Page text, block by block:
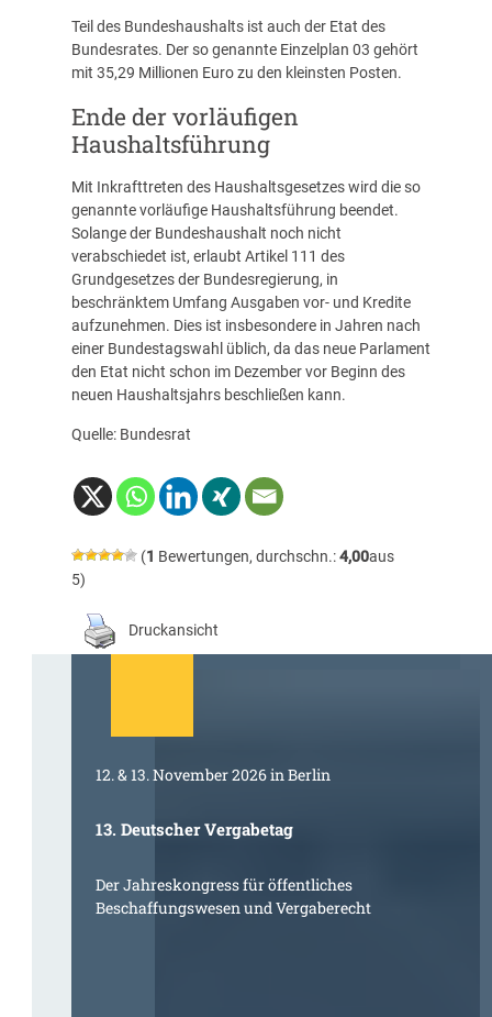
Teil des Bundeshaushalts ist auch der Etat des
Bundesrates. Der so genannte Einzelplan 03 gehört
mit 35,29 Millionen Euro zu den kleinsten Posten.
Ende der vorläufigen
Haushaltsführung
Mit Inkrafttreten des Haushaltsgesetzes wird die so
genannte vorläufige Haushaltsführung beendet.
Solange der Bundeshaushalt noch nicht
verabschiedet ist, erlaubt Artikel 111 des
Grundgesetzes der Bundesregierung, in
beschränktem Umfang Ausgaben vor- und Kredite
aufzunehmen. Dies ist insbesondere in Jahren nach
einer Bundestagswahl üblich, da das neue Parlament
den Etat nicht schon im Dezember vor Beginn des
neuen Haushaltsjahrs beschließen kann.
Quelle: Bundesrat
(1 Bewertungen, durchschn.:4,00aus
5)
Druckansicht
12. & 13. November 2026 in Berlin
13. Deutscher Vergabetag
Der Jahreskongress für öffentliches
Beschaffungswesen und Vergaberecht